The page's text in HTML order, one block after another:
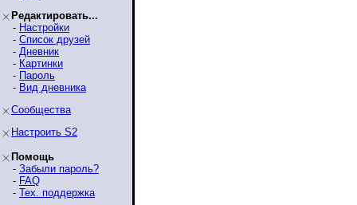
Редактировать...
- Настройки
- Список друзей
- Дневник
- Картинки
- Пароль
- Вид дневника
Сообщества
Настроить S2
Помощь
- Забыли пароль?
- FAQ
- Тех. поддержка